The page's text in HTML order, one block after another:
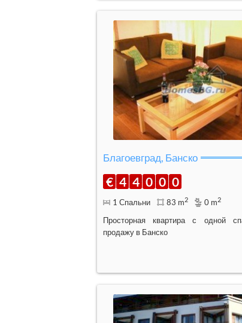
Благоевград, Банско
€ 4 4 0 0 0
1 Спальни 83 m2 0 m2
Просторная квартира с одной
продажу в Банско